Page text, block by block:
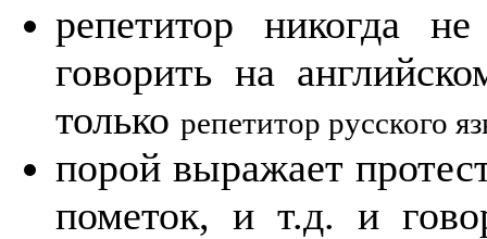
репетитор никогда
говорить на
только репетитор русского
порой выражает
пометок, и т.д. и